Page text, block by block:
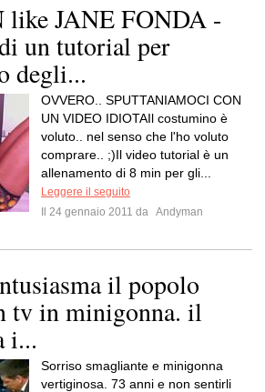
JANE FONDA -
un tutorial per
degli...
OVVERO.. SPUTTANIAMOCI CON
UN VIDEO IDIOTAIl costumino è
voluto.. nel senso che l'ho voluto
comprare.. ;)Il video tutorial è un
allenamento di 8 min per gli...
Leggere il seguito
Il 24 gennaio 2011 da Andyman
il popolo
tv in minigonna. il
i...
Sorriso smagliante e minigonna
vertiginosa. 73 anni e non sentirli